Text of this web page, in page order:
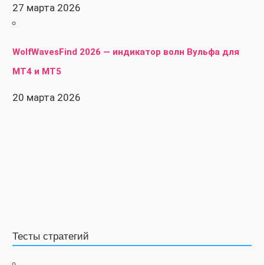
27 марта 2026
WolfWavesFind 2026 — индикатор волн Вульфа для
MT4 и MT5
20 марта 2026
Тесты стратегий